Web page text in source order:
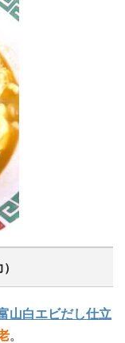
山白エビだし仕立
。